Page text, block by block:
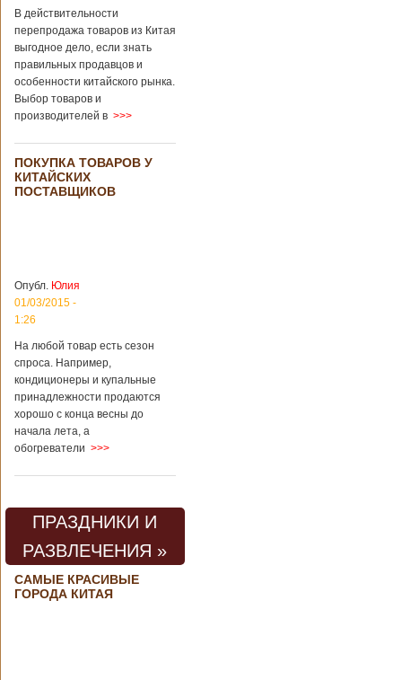
В действительности
перепродажа товаров из Китая
выгодное дело, если знать
правильных продавцов и
особенности китайского рынка.
Выбор товаров и
производителей в >>>
ПОКУПКА ТОВАРОВ У
КИТАЙСКИХ
ПОСТАВЩИКОВ
Опубл. Юлия
01/03/2015 -
1:26
На любой товар есть сезон
спроса. Например,
кондиционеры и купальные
принадлежности продаются
хорошо с конца весны до
начала лета, а
обогреватели >>>
ПРАЗДНИКИ И
РАЗВЛЕЧЕНИЯ »
САМЫЕ КРАСИВЫЕ
ГОРОДА КИТАЯ